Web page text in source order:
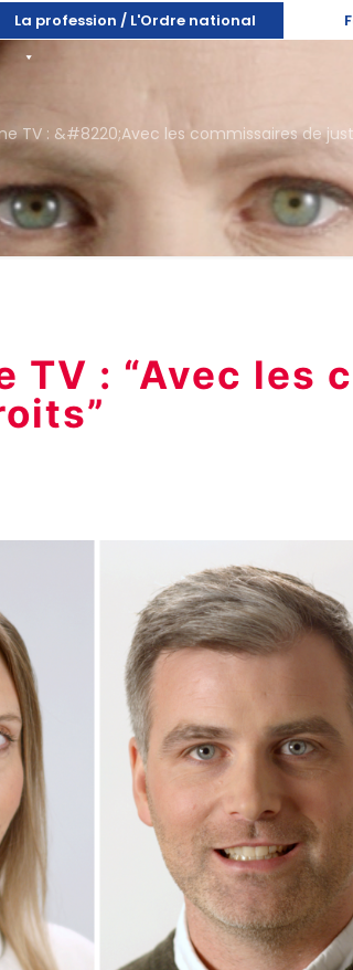
La profession / L'Ordre national
TV : &#8220;Avec les commissaires de
TV : “Avec les